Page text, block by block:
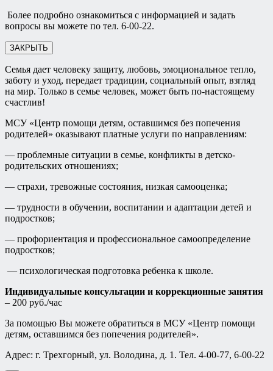
Более подробно ознакомиться с информацией и задать
вопросы вы можете по тел. 6-00-22.
ЗАКРЫТЬ
Семья дает человеку защиту, любовь, эмоциональное тепло,
заботу и уход, передает традиции, социальный опыт, взгляд
на мир. Только в семье человек, может быть по-настоящему
счастлив!
МСУ «Центр помощи детям, оставшимся без попечения
родителей» оказывают платные услуги по направлениям:
— проблемные ситуации в семье, конфликты в детско-
родительских отношениях;
— страхи, тревожные состояния, низкая самооценка;
— трудности в обучении, воспитании и адаптации детей и
подростков;
— профориентация и профессиональное самоопределение
подростков;
— психологическая подготовка ребенка к школе.
Индивидуальные консультации и коррекционные занятия
– 200 руб./час
За помощью Вы можете обратиться в МСУ «Центр помощи
детям, оставшимся без попечения родителей».
Адрес: г. Трехгорный, ул. Володина, д. 1. Тел. 4-00-77, 6-00-22